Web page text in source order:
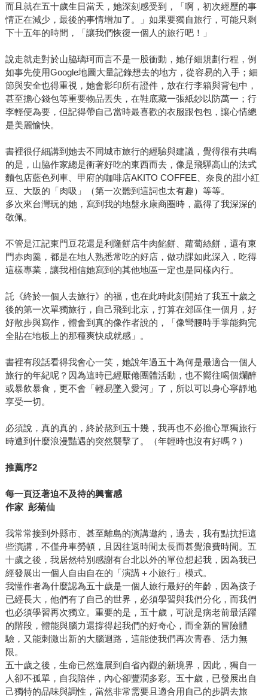
而且就在五十歲生日當天，她深刻感受到，「啊，初次經歷的事
情正在減少，最後的事情增加了。」如果要獨自旅行，可能只剩
下十五年的時間，「讓我們恢復一個人的旅行吧！」
說走就走對於山脇璃珂而言不是一股衝動，她仔細規劃行程，例
如事先使用Google地圖大量記錄想去的地方，從容易的入手；細
節與安全也得重視，她會影印所有證件，放在行李箱與背包中，
甚至擔心錢包等重要物品丟失，在鞋底藏一張紙鈔以防萬一；行
李輕便為要，但記得帶自己當時最喜歡的衣服跟包包，讓心情總
是美麗愉快。
書裡很仔細講到她去不同城市旅行的經驗與建議，覺得很有共鳴
的是，山脇作家總是衝著好吃的東西而去，像是飛驒高山的法式
麵包店藍色列車、甲府的咖啡店AKITO COFFEE、奈良的甜小紅
豆、大阪的「肉吸」（第一次聽到這詞也太有趣）等等。
多次來台灣玩的她，寫到我的地盤永康商圈時，贏得了我深深的
敬佩。
不管是江記東門豆花還是利隆餅店牛肉餡餅、蘿蔔絲餅，還有東
門赤肉羹，都是在地人熟悉常吃的好店，做功課如此深入，吃得
這樣專業，讓我相信她寫到的其他地區一定也是同樣內行。
託《終於一個人去旅行》的福，也在此時此刻開始了我五十歲之
後的第一次單獨旅行，自己飛到北京，打算在郊區住一個月，好
好散步與寫作，體會到真的像作者說的，「像彎腰時手掌能夠完
全貼在地板上的那種爽快成就感」。
書裡有段話看得我會心一笑，她說年過五十為何是最適合一個人
旅行的年紀呢？因為這時已經厭倦團體活動，也不嚮往喝個爛醉
或暴飲暴食，更不會「輕易墜入愛河」了，所以可以身心寧靜地
享受一切。
必須說，真的真的，終於熬到五十幾，我再也不必擔心單獨旅行
時遭到什麼浪漫豔遇的突然襲擊了。（年輕時也沒有好嗎？）
推薦序2
每一頁泛著迫不及待的興奮感
作家 彭菊仙
我常常接到外縣市、甚至離島的演講邀約，過去，我有點抗拒這
些演講，不僅舟車勞頓，且因往返時間太長而甚覺浪費時間。五
十歲之後，我居然特別感謝有台北以外的單位想起我，因為我已
經發展出一個人自由自在的「演講＋小旅行」模式。
我懂作者為什麼認為五十歲是一個人旅行最好的年齡，因為孩子
已經長大，他們有了自己的世界，必須學習與我們分化，而我們
也必須學習再次獨立。重要的是，五十歲，可說是病老前最活躍
的階段，體能與腦力還撐得起我們的好奇心，而全新的冒險體
驗，又能刺激出新的大腦迴路，這能使我們再次青春、活力無
限。
五十歲之後，生命已然進展到自省內觀的新境界，因此，獨自一
人卻不孤單，自我陪伴，內心卻豐潤多彩。五十歲，已發展出自
己獨特的品味與調性，當然非常需要且適合用自己的步調去旅